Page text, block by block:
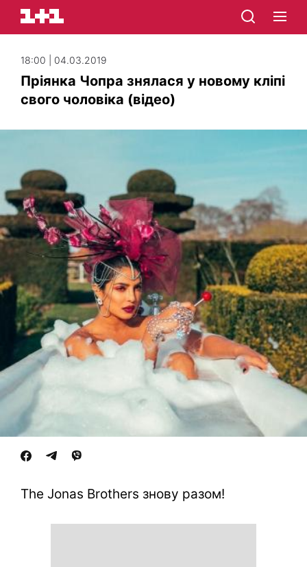
18:00 | 04.03.2019
Пріянка Чопра знялася у новому кліпі
свого чоловіка (відео)
The Jonas Brothers знову разом!